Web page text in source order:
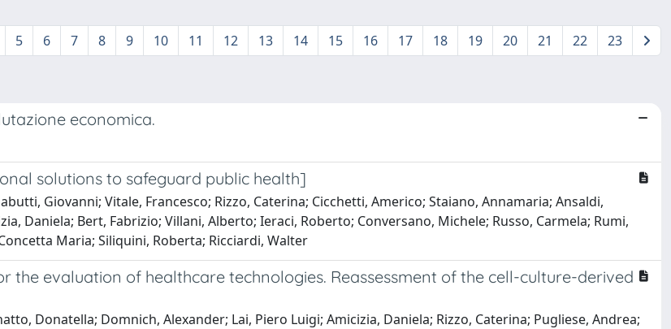
5 6 7 8 9 10 11 12 13 14 15 16 17 18 19 20 21 22 23
economica.
solutions to safeguard public health]
Giovanni; Vitale, Francesco; Rizzo, Caterina; Cicchetti, Americo; Staiano, Annamaria; Ansaldi,
Daniela; Bert, Fabrizio; Villani, Alberto; Ieraci, Roberto; Conversano, Michele; Russo, Carmela; Rumi,
Maria; Siliquini, Roberta; Ricciardi, Walter
the evaluation of healthcare technologies. Reassessment of the cell-culture-derived
Donatella; Domnich, Alexander; Lai, Piero Luigi; Amicizia, Daniela; Rizzo, Caterina; Pugliese, Andrea;